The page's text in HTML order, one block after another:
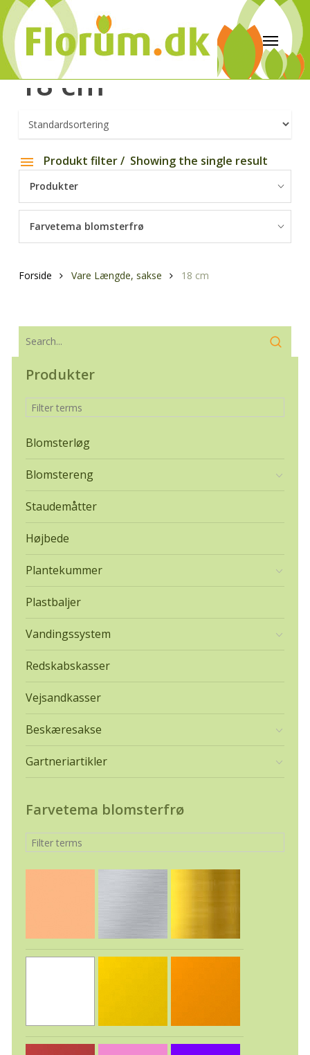
18 cm
Produkt filter Showing the single result
Produkter
Farvetema blomsterfrø
Forside Vare Længde, sakse 18 cm
Produkter
Blomsterløg
Blomstereng
Staudemåtter
Højbede
Plantekummer
Plastbaljer
Vandingssystem
Redskabskasser
Vejsandkasser
Beskæresakse
Gartneriartikler
Farvetema blomsterfrø